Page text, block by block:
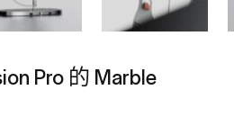
Pro 的 Marble